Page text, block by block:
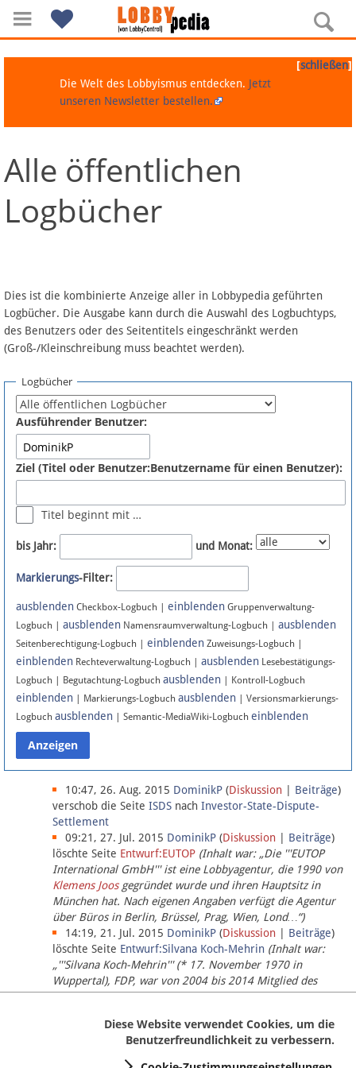
Navigation
Über Lobbypedia
Artikel nach Kategorien
FAQ
Fördermitglied werden
Fehler melden
Newsletter
Bluesky
Facebook
Instagram
Anmelden
Datenschutz
Über Lobbypedia
Impressum
[schließen]
Die Welt des Lobbyismus entdecken. Jetzt
unseren Newsletter bestellen.
Alle öffentlichen
Logbücher
Dies ist die kombinierte Anzeige aller in Lobbypedia geführten
Logbücher. Die Ausgabe kann durch die Auswahl des Logbuchtyps,
des Benutzers oder des Seitentitels eingeschränkt werden
(Groß-/Kleinschreibung muss beachtet werden).
Logbücher
Ausführender Benutzer:
Ziel (Titel oder Benutzer:Benutzername für einen Benutzer):
Titel beginnt mit …
bis Jahr: und Monat:
Markierungs-Filter:
ausblenden Checkbox-Logbuch | einblenden Gruppenverwaltung-
Logbuch | ausblenden Namensraumverwaltung-Logbuch | ausblenden
Seitenberechtigung-Logbuch | einblenden Zuweisungs-Logbuch |
einblenden Rechteverwaltung-Logbuch | ausblenden Lesebestätigungs-
Logbuch | Begutachtung-Logbuch ausblenden | Kontroll-Logbuch
einblenden | Markierungs-Logbuch ausblenden | Versionsmarkierungs-
Logbuch ausblenden | Semantic-MediaWiki-Logbuch einblenden
10:47, 26. Aug. 2015 DominikP (Diskussion Beiträge)
verschob die Seite ISDS nach Investor-State-Dispute-
Settlement
09:21, 27. Jul. 2015 DominikP (Diskussion Beiträge)
löschte Seite Entwurf:EUTOP (Inhalt war: „Die '''EUTOP
International GmbH''' ist eine Lobbyagentur, die 1990 von
Klemens Joosgegründet wurde und ihren Hauptsitz in
München hat. Nach eigenen Angaben verfügt die Agentur
über Büros in Berlin, Brüssel, Prag, Wien, Lond…“)
14:19, 21. Jul. 2015 DominikP (Diskussion Beiträge)
löschte Seite Entwurf:Silvana Koch-Mehrin (Inhalt war:
„'''Silvana Koch-Mehrin''' (* 17. November 1970 in
Wuppertal), FDP, war von 2004 bis 2014 Mitglied des
Europäischen Parlaments, seit November 2014 ist sie für
Diese Website verwendet Cookies, um die
Benutzerfreundlichkeit zu verbessern.